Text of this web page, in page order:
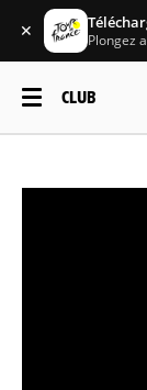
✕ Plongez
CLUB